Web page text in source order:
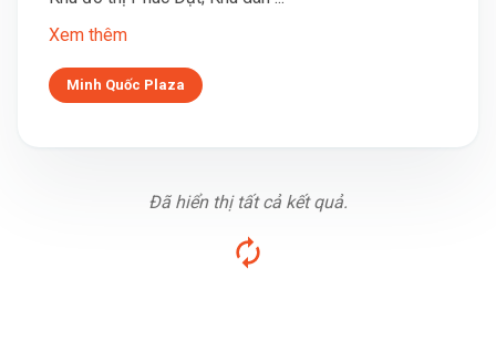
Xem thêm
Minh Quốc Plaza
Đã hiển thị tất cả kết quả.